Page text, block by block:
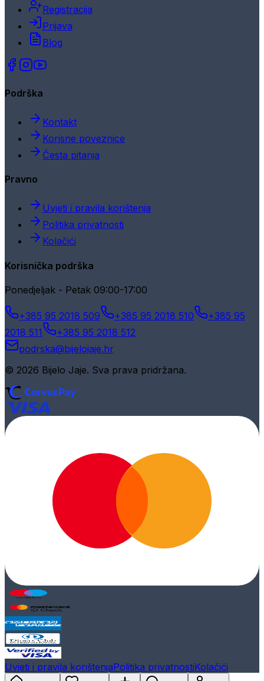
Registracija
Prijava
Blog
Podrška
Kontakt
Korisne poveznice
Česta pitanja
Pravno
Uvjeti i pravila korištenja
Politika privatnosti
Kolačići
Korisnička podrška
Ponedjeljak - Petak 09:00-17:00
+385 95 2018 509 +385 95 2018 510
+385 95
2018 511
+385 95 2018 512
podrska@bijelojaje.hr
© 2026 Bijelo Jaje. Sva prava pridržana.
Uvjeti i pravila korištenjaPolitika privatnostiKolačići